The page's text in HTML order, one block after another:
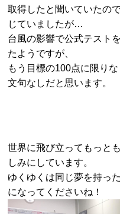
取得したと聞いていたの
じていましたが…
台風の影響で公式テスト
たようですが、
もう目標の100点に限り
文句なしだと思います。
世界に飛び立ってもっと
しみにしています。
ゆくゆくは同じ夢を持っ
になってくださいね！